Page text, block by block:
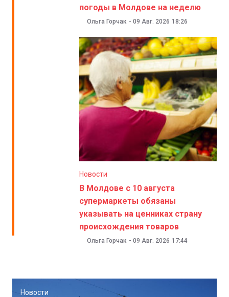
погоды в Молдове на неделю
Ольга Горчак - 09 Авг. 2026 18:26
Новости
В Молдове с 10 августа
супермаркеты обязаны
указывать на ценниках страну
происхождения товаров
Ольга Горчак - 09 Авг. 2026 17:44
Новости